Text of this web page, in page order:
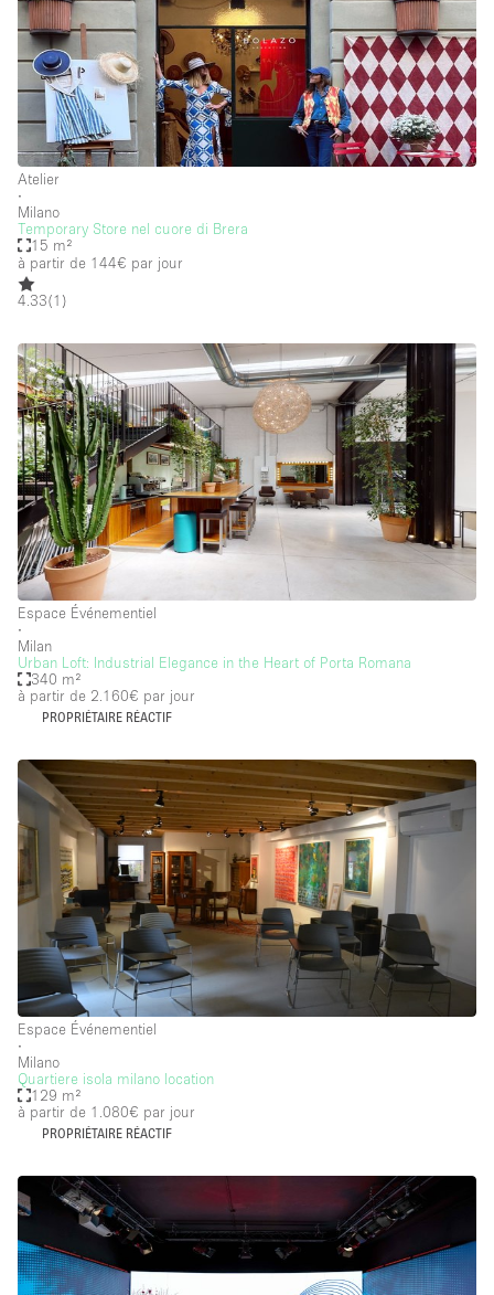
Atelier
∙
Milano
Temporary Store nel cuore di Brera
15 m²
à partir de 144€ par jour
4.33(1 )
Espace Événementiel
∙
Milan
Urban Loft: Industrial Elegance in the Heart of Porta Romana
340 m²
à partir de 2.160€ par jour
PROPRIÉTAIRE RÉACTIF
Espace Événementiel
∙
Milano
Quartiere isola milano location
129 m²
à partir de 1.080€ par jour
PROPRIÉTAIRE RÉACTIF